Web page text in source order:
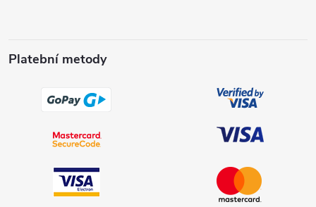
Platební metody